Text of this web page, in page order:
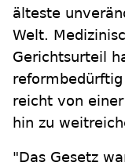
älteste
Welt.
Gerichtsurteil
reicht von
hin zu
"Das Gesetz